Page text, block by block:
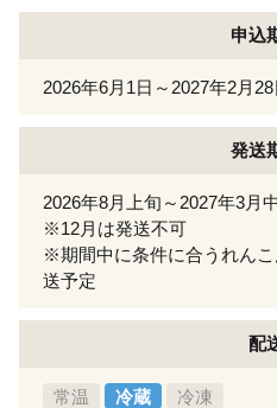
申込
2026年6月1日～2027年2月28
発送
2026年8月上旬～2027年3月
※12月は発送不可
※期間中に条件に合うれん
送予定
配
常温 冷蔵 冷凍